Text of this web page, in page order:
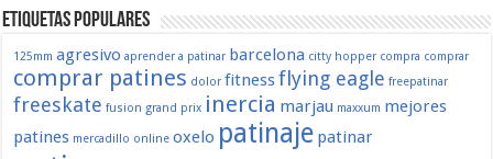
Etiquetas populares
125mm agresivo aprender a patinar barcelona citty hopper compra comprar
comprar patines dolor fitnessflying eagle freepatinar
freeskate fusion grand prix inercia marjau maxxum mejores
patines mercadillo online oxelo patinaje patinar